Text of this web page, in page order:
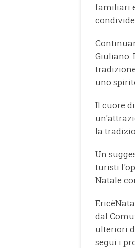
familiari
Giuliano.
uno
Il cuore
la
Un
turisti
Natale
dal
ulteriori
segui i